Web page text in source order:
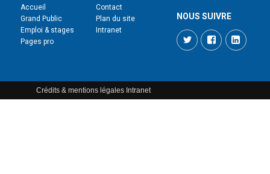
Accueil
Grand Public
Emploi & stages
Pages pro
Contact
Plan du site
Intranet
NOUS SUIVRE
TwitterFacebook
Crédits & mentions légales Intranet